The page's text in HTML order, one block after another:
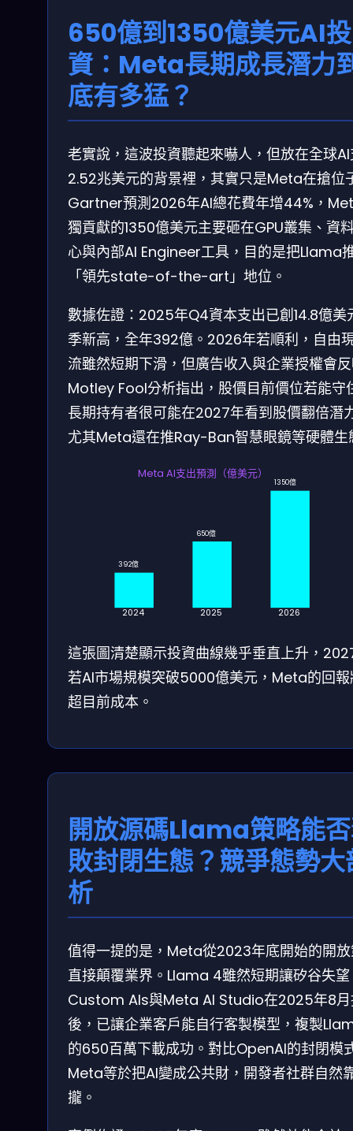
650億到1350億美元AI投
資：Meta長期成長潛力
底有多猛？
老實說，這波投資聽起來嚇人，但放在全球
2.52兆美元的背景裡，其實只是Meta在搶位
Gartner預測2026年AI總花費年增44%，
獨貢獻的1350億美元主要砸在GPU叢集、資
心與內部AI Engineer工具，目的是把Llama
「領先state-of-the-art」地位。
數據佐證：2025年Q4資本支出已創14.8億美
季新高，全年392億。2026年若順利，自由
流雖然短期下滑，但廣告收入與企業授權會
Motley Fool分析指出，股價目前價位若能守
長期持有者很可能在2027年看到股價翻倍潛
尤其Meta還在推Ray-Ban智慧眼鏡等硬體生
2024 2025 2026
392億
650億
1350億
Meta AI支出預測（億美元）
這張圖清楚顯示投資曲線幾乎垂直上升，
若AI市場規模突破5000億美元，Meta的回
超目前成本。
開放源碼Llama策略能
敗封閉生態？競爭態勢大
析
值得一提的是，Meta從2023年底開始的開
直接顛覆業界。Llama 4雖然短期讓矽谷失
Custom AIs與Meta AI Studio在2025年8月
後，已讓企業客戶能自行客製模型，複製
的650百萬下載成功。對比OpenAI的封閉模
Meta等於把AI變成公共財，開發者社群自然
攏。